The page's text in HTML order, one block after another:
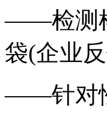
——检测
袋(企业
——针对